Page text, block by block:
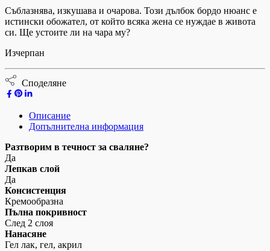
Съблазнява, изкушава и очарова. Този дълбок бордо нюанс е
истински обожател, от който всяка жена се нуждае в живота
си. Ще устоите ли на чара му?
Изчерпан
Споделяне
Описание
Допълнителна информация
Разтворим в течност за сваляне?
Да
Лепкав слой
Да
Консистенция
Кремообразна
Пълна покривност
След 2 слоя
Нанасяне
Гел лак, гел, акрил